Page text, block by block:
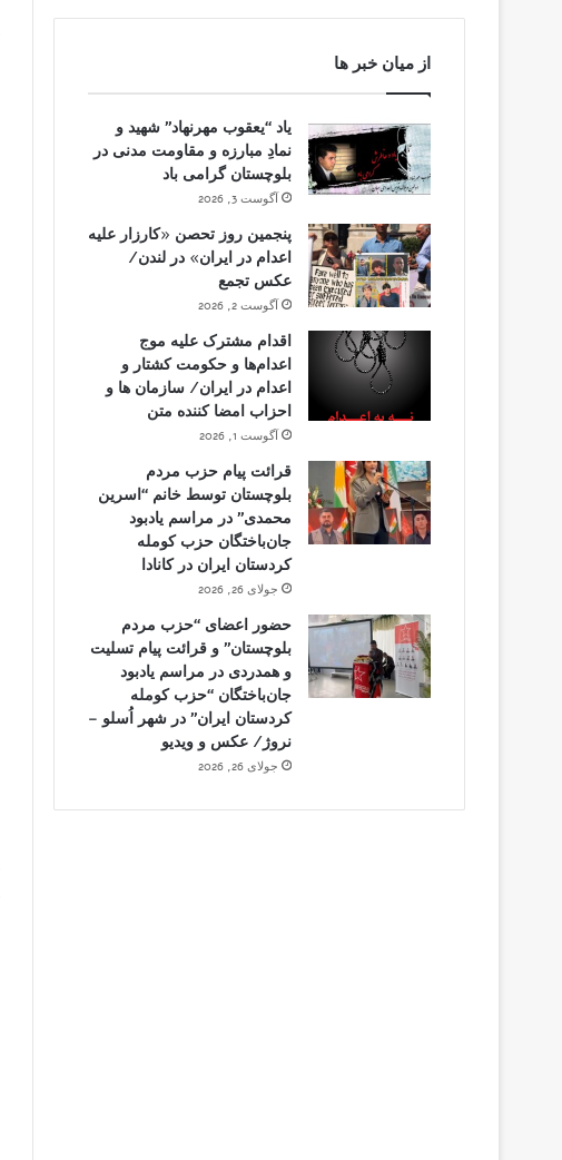
از میان خبر ها
یاد “یعقوب مهرنهاد” شهید و
نمادِ مبارزه و مقاومت مدنی در
بلوچستان گرامی باد
آگوست 3, 2026
پنجمین روز تحصن «کارزار علیه
اعدام در ایران» در لندن/
عکس تجمع
آگوست 2, 2026
اقدام مشترک علیه موج
اعدام‌ها و حکومت کشتار و
اعدام در ایران/ سازمان ها و
احزاب امضا کننده متن
آگوست 1, 2026
قرائت پیام حزب مردم
بلوچستان توسط خانم “اسرین
محمدی” در مراسم یادبود
جان‌باختگان حزب کومله
کردستان ایران در کانادا
جولای 26, 2026
حضور اعضای “حزب مردم
بلوچستان” و قرائت پیام تسلیت
و همدردی در مراسم یادبود
جان‌باختگان “حزب کومله
کردستان ایران” در شهر اُسلو –
نروژ/ عکس و ویدیو
جولای 26, 2026